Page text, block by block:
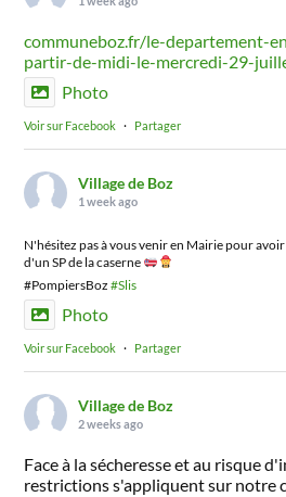
communeboz.fr/le-departement-
partir-de-midi-le-mercredi-29-
Photo
Voir sur Facebook · Partager
Village de Boz
1 week ago
N'hésitez pas à vous venir en Mairie pour
d'un SP de la caserne
#PompiersBoz#Slis
Photo
Voir sur Facebook · Partager
Village de Boz
2 weeks ago
Face à la sécheresse et au risque
restrictions s'appliquent sur notre